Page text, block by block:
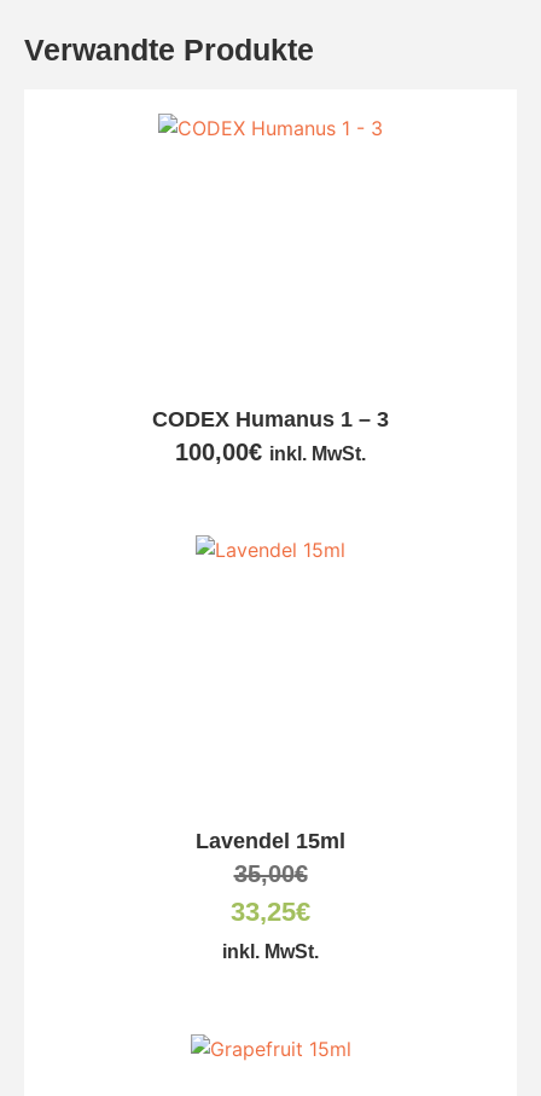
Verwandte Produkte
CODEX Humanus 1 – 3
100,00€ inkl. MwSt.
Lavendel 15ml
35,00€
33,25€
inkl. MwSt.